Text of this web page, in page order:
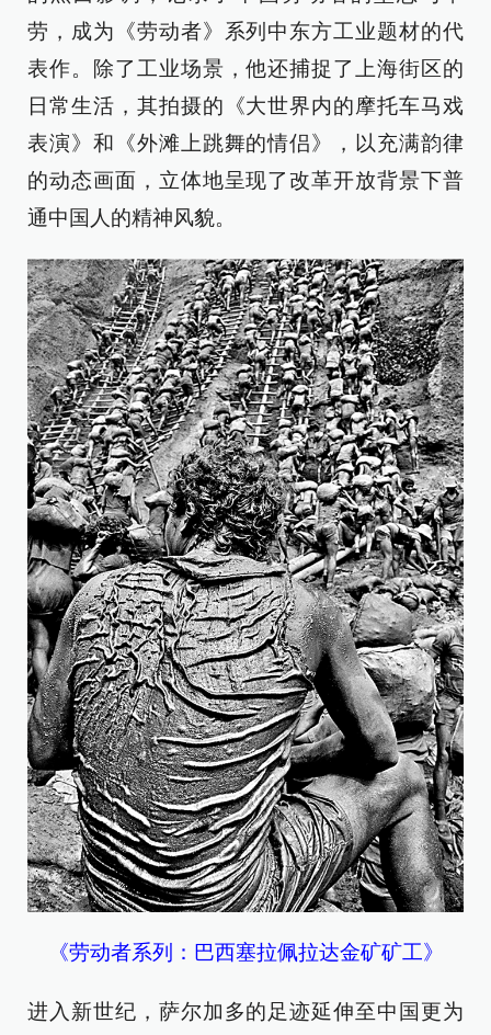
劳，成为《劳动者》系列中东方工业题材的代
表作。除了工业场景，他还捕捉了上海街区的
日常生活，其拍摄的《大世界内的摩托车马戏
表演》和《外滩上跳舞的情侣》，以充满韵律
的动态画面，立体地呈现了改革开放背景下普
通中国人的精神风貌。
《劳动者系列：巴西塞拉佩拉达金矿矿工》
进入新世纪，萨尔加多的足迹延伸至中国更为